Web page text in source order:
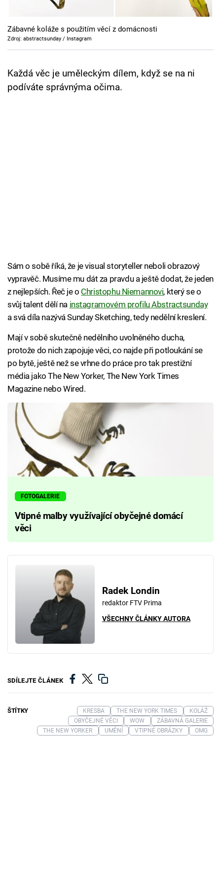
Cool Esport
Pořady
Sledujte prima+
Zábavné koláže s použitím věcí z domácnosti
Zdroj: abstractsunday / Instagram
Každá věc je uměleckým dílem, když se na ni
podíváte správnýma očima.
Sám o sobě říká, že je visual storyteller neboli obrazový
vypravěč. Musíme mu dát za pravdu a ještě dodat, že jeden
z nejlepších. Řeč je o Christophu Niemannovi, který se o
svůj talent dělí na instagramovém profilu Abstractsunday
a svá díla nazývá Sunday Sketching, tedy nedělní kreslení.
Mají v sobě skutečně nedělního uvolněného ducha,
protože do nich zapojuje věci, co najde při potloukání se
po bytě, ještě než se vrhne do práce pro tak prestižní
média jako The New Yorker, The New York Times
Magazine nebo Wired.
FOTOGALERIE
Vtipné malby využívající obyčejné domácí
věci
Radek Londin
redaktor FTV Prima
VŠECHNY ČLÁNKY AUTORA
SDÍLEJTE ČLÁNEK
ŠTÍTKY KRESBA THE NEW YORK TIMES
KOLÁŽ
OBYČEJNÉ VĚCI
WOW
ZÁBAVNÁ GALERIE
THE NEW YORKER
UMĚNÍ VTIPNÉ OBRÁZKY OMG